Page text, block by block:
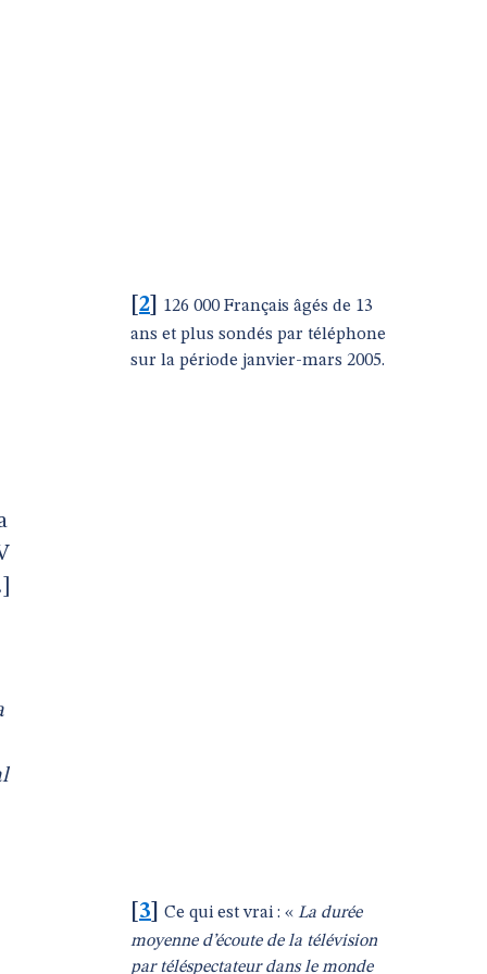
2
126 000 Français âgés de 13
ans et plus sondés par téléphone
sur la période janvier-mars 2005.
3 Ce qui est vrai : « La durée
moyenne d’écoute de la télévision
par téléspectateur dans le monde